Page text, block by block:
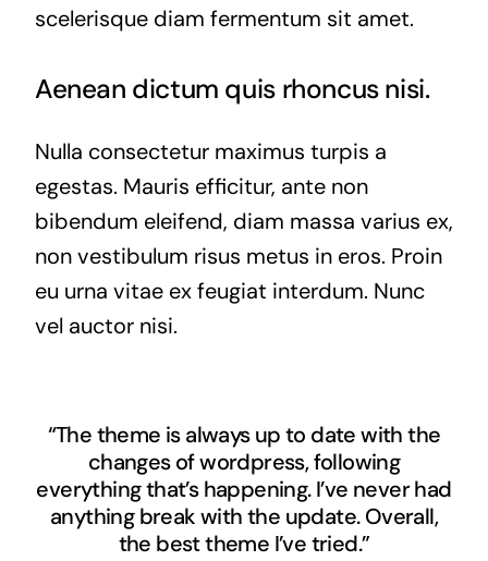
scelerisque diam fermentum sit amet.
Aenean dictum quis rhoncus nisi.
Nulla consectetur maximus turpis a
egestas. Mauris efficitur, ante non
bibendum eleifend, diam massa varius ex,
non vestibulum risus metus in eros. Proin
eu urna vitae ex feugiat interdum. Nunc
vel auctor nisi.
“The theme is always up to date with the
changes of wordpress, following
everything that’s happening. I’ve never had
anything break with the update. Overall,
the best theme I’ve tried.”